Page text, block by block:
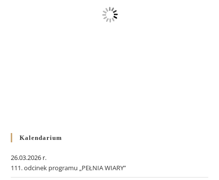
Kalendarium
26.03.2026 r.
111. odcinek programu „PEŁNIA WIARY”